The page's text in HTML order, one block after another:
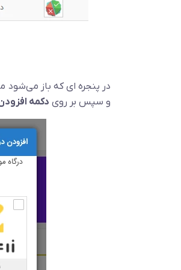
در پنجره ای که باز می‌شود
و سپس بر روی دکمه